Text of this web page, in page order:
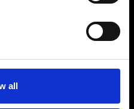
all
Rispondiamo a tutte le tue